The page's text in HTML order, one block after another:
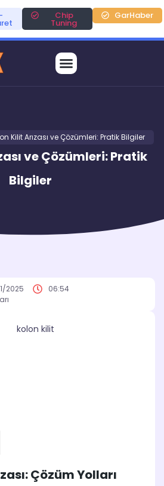
Chip
Tuning
GarHaber
Kilit Arızası ve Çözümleri: Pratik Bilgiler
ve Çözümleri: Pratik
Bilgiler
2025
06:54
Çözüm Yolları